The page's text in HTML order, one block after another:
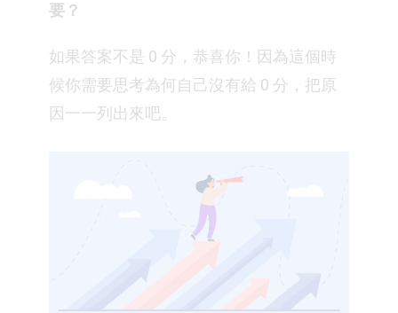
要？
如果答案不是 0 分，恭喜你！因為這個時
候你需要思考為何自己沒有給 0 分，把原
因一一列出來吧。